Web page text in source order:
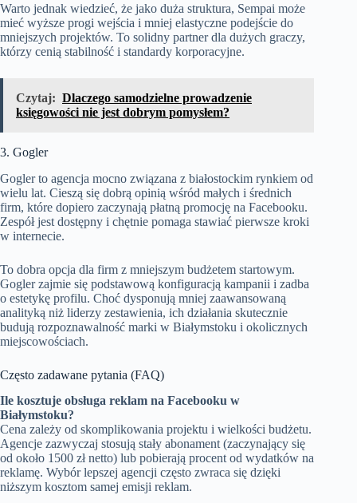
Warto jednak wiedzieć, że jako duża struktura, Sempai może
mieć wyższe progi wejścia i mniej elastyczne podejście do
mniejszych projektów. To solidny partner dla dużych graczy,
którzy cenią stabilność i standardy korporacyjne.
Czytaj: Dlaczego samodzielne prowadzenie
księgowości nie jest dobrym pomysłem?
3. Gogler
Gogler to agencja mocno związana z białostockim rynkiem od
wielu lat. Cieszą się dobrą opinią wśród małych i średnich
firm, które dopiero zaczynają płatną promocję na Facebooku.
Zespół jest dostępny i chętnie pomaga stawiać pierwsze kroki
w internecie.
To dobra opcja dla firm z mniejszym budżetem startowym.
Gogler zajmie się podstawową konfiguracją kampanii i zadba
o estetykę profilu. Choć dysponują mniej zaawansowaną
analityką niż liderzy zestawienia, ich działania skutecznie
budują rozpoznawalność marki w Białymstoku i okolicznych
miejscowościach.
Często zadawane pytania (FAQ)
Ile kosztuje obsługa reklam na Facebooku w
Białymstoku?
Cena zależy od skomplikowania projektu i wielkości budżetu.
Agencje zazwyczaj stosują stały abonament (zaczynający się
od około 1500 zł netto) lub pobierają procent od wydatków na
reklamę. Wybór lepszej agencji często zwraca się dzięki
niższym kosztom samej emisji reklam.